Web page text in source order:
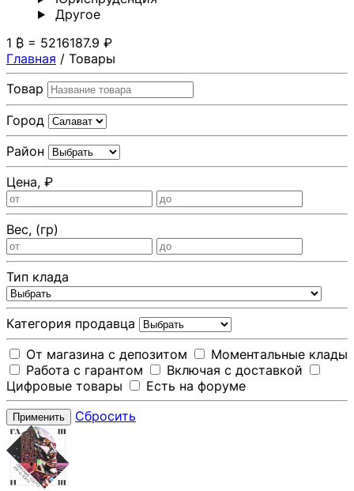
Другoе
1 ₿ = 5216187.9 ₽
Главная / Товары
Товар
Город
Район
Цена, ₽
Вес, (гр)
Тип клада
Категория продавца
От магазина с депозитом
Моментальные клады
Работа с гарантом
Включая с доставкой
Цифровые товары
Есть на форуме
Применить Сбросить